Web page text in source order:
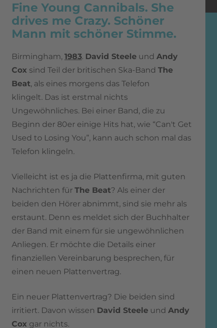
Fine Young Cannibals. She
drives me Crazy. Schöner
Mann mit schöner Stimme.
Birmingham, 1983. David Steele und Andy
Cox sind Teil der britischen Ska-Band The
Beat, als eines morgens das Telefon
klingelt. Das ist erstmal nichts
Ungewöhnliches. Bei einer Band, die zu
Beginn der 80er einige Hits hat, wie “Can't Get
Used to Losing You”, kann auch schon mal das
Telefon klingeln.
Vielleicht ist es ja die Plattenfirma, mit guten
Nachrichten für The Beat? Als einer der
beiden den Hörer abnimmt, sind sie mehr als
erstaunt. Denn es meldet sich der Buchhalter
der Band mit einem für sie ungewöhnlichen
Anliegen. Er möchte die Details einer
finanziellen Vereinbarung besprechen, für
einen neuen Plattenvertrag.
Ein neuer Plattenvertrag? Die beiden sind
irritiert. Davon wissen David Steele und Andy
Cox gar nichts.